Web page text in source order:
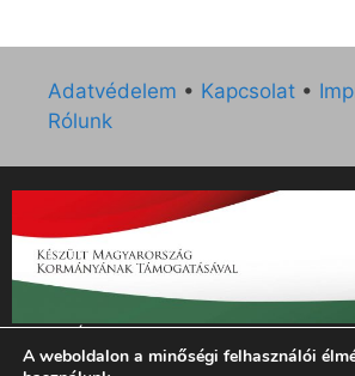
Adatvédelem • Kapcsolat •
Rólunk
„Az Új Ember katolikus hetilap 2014.
támogatását az EGYH-KCP-14-P-
A weboldalon a minőségi felhasználói